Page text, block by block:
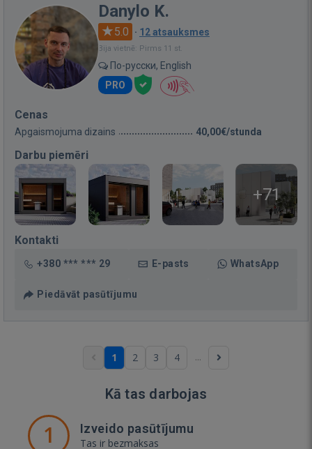
Danylo K.
5.0 · 12 atsauksmes
Bija vietnē: Pirms 11 st.
По-русски, English
PRO
Cenas
Apgaismojuma dizains 40,00€/stunda
Darbu piemēri
+71
Kontakti
+380 *** *** 29 E-pasts WhatsApp
Piedāvāt pasūtījumu
1 2 3 4 ...
Kā tas darbojas
1 Izveido pasūtījumu
Tas ir bezmaksas